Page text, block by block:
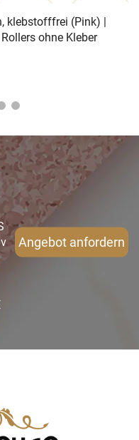
klebstofffrei (Pink) |
ohne Kleber
Angebot anfordern